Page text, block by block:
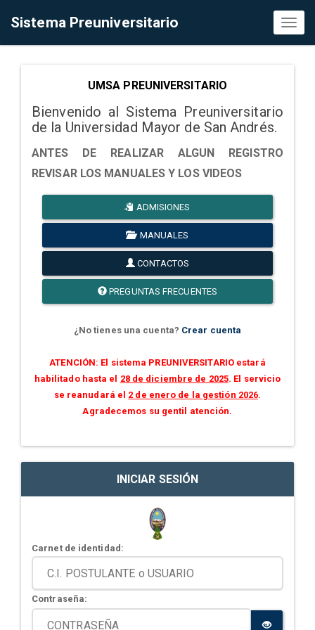
Sistema Preuniversitario
UMSA PREUNIVERSITARIO
Bienvenido al Sistema Preuniversitario
de la Universidad Mayor de San Andrés.
ANTES DE REALIZAR ALGUN REGISTRO
REVISAR LOS MANUALES Y LOS VIDEOS
ADMISIONES
MANUALES
CONTACTOS
PREGUNTAS FRECUENTES
¿No tienes una cuenta? Crear cuenta
ATENCIÓN: El sistema PREUNIVERSITARIO estará
habilitado hasta el 28 de diciembre de 2025. El servicio
se reanudará el 2 de enero de la gestión 2026.
Agradecemos su gentil atención.
INICIAR SESIÓN
Carnet de identidad:
Contraseña: